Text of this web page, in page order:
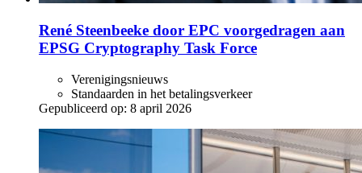
René Steenbeeke door EPC voorgedragen aan
EPSG Cryptography Task Force
Verenigingsnieuws
Standaarden in het betalingsverkeer
Gepubliceerd op: 8 april 2026